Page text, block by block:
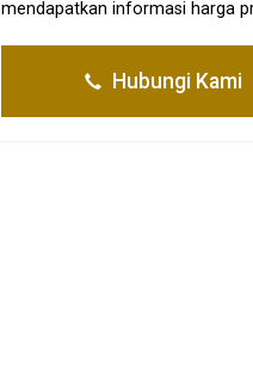
mendapatkan informasi harga
Hubungi Kami